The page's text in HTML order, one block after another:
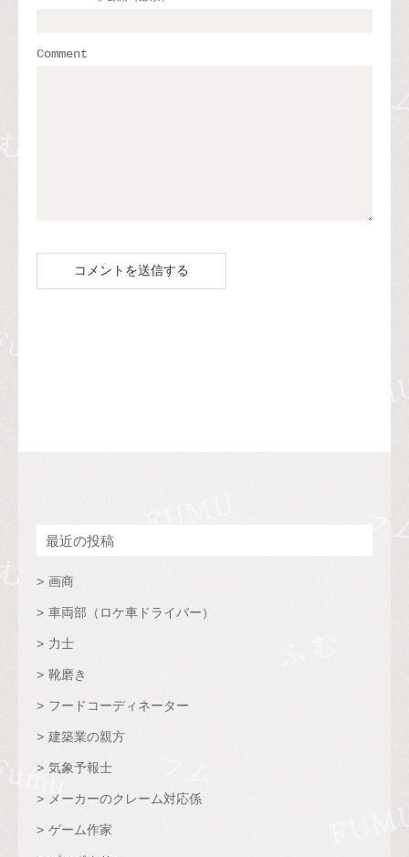
Comment
最近の投稿
画商
車両部（ロケ車ドライバー）
力士
靴磨き
フードコーディネーター
建築業の親方
気象予報士
メーカーのクレーム対応係
ゲーム作家